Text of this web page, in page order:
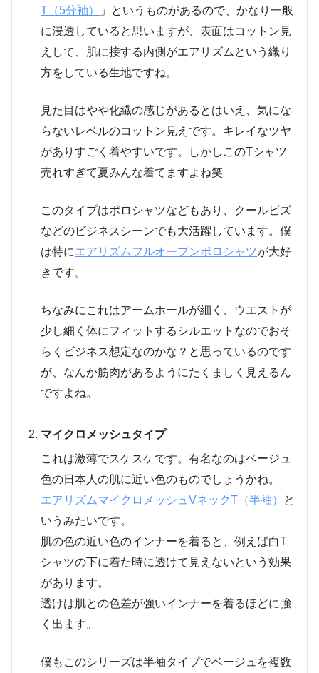
T（5分袖）
」というものがあるので、かなり一般
に浸透していると思いますが、表面はコットン見
えして、肌に接する内側がエアリズムという織り
方をしている生地ですね。
見た目はやや化繊の感じがあるとはいえ、気にな
らないレベルのコットン見えです。キレイなツヤ
がありすごく着やすいです。しかしこのTシャツ
売れすぎて夏みんな着てますよね笑
このタイプはポロシャツなどもあり、クールビズ
などのビジネスシーンでも大活躍しています。僕
は特にエアリズムフルオープンポロシャツが大好
きです。
ちなみにこれはアームホールが細く、ウエストが
少し細く体にフィットするシルエットなのでおそ
らくビジネス想定なのかな？と思っているのです
が、なんか筋肉があるようにたくましく見えるん
ですよね。
マイクロメッシュタイプ
これは激薄でスケスケです。有名なのはベージュ
色の日本人の肌に近い色のものでしょうかね。
エアリズムマイクロメッシュVネックT（半袖）
と
いうみたいです。
肌の色の近い色のインナーを着ると、例えば白T
シャツの下に着た時に透けて見えないという効果
があります。
透けは肌との色差が強いインナーを着るほどに強
く出ます。
僕もこのシリーズは半袖タイプでベージュを複数